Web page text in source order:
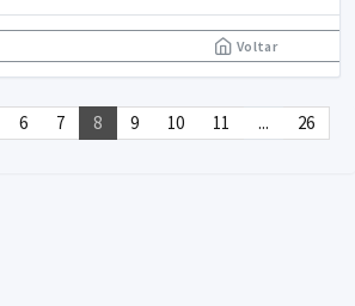
Voltar
6 7 8 9 10 11 ...
26